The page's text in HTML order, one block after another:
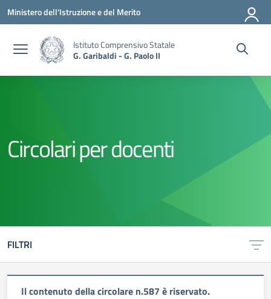
Vai ai contenuti
Vai al menu di navigazione
Vai al footer
Ministero dell'Istruzione e del Merito
Istituto Comprensivo Statale
G. Garibaldi - G. Paolo II
Circolari per docenti
FILTRI
Il contenuto della circolare n.587 è riservato.